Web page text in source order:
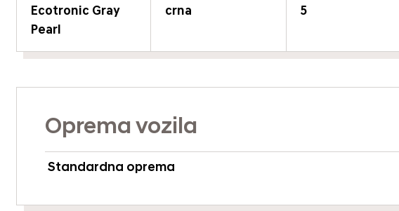
Ecotronic Gray
Pearl
crna 5
Oprema vozila
Standardna oprema